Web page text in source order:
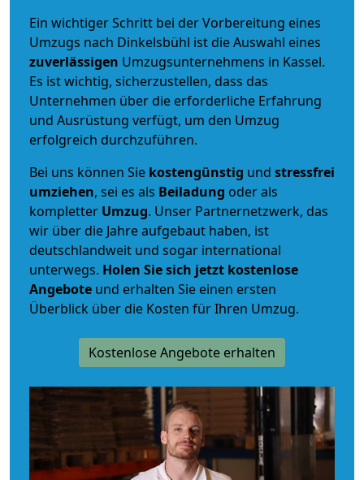
Ein wichtiger Schritt bei der Vorbereitung eines
Umzugs nach Dinkelsbühl ist die Auswahl eines
zuverlässigen Umzugsunternehmens in Kassel.
Es ist wichtig, sicherzustellen, dass das
Unternehmen über die erforderliche Erfahrung
und Ausrüstung verfügt, um den Umzug
erfolgreich durchzuführen.
Bei uns können Sie kostengünstig und stressfrei
umziehen, sei es als Beiladung oder als
kompletter Umzug. Unser Partnernetzwerk, das
wir über die Jahre aufgebaut haben, ist
deutschlandweit und sogar international
unterwegs. Holen Sie sich jetzt kostenlose
Angebote und erhalten Sie einen ersten
Überblick über die Kosten für Ihren Umzug.
Kostenlose Angebote erhalten